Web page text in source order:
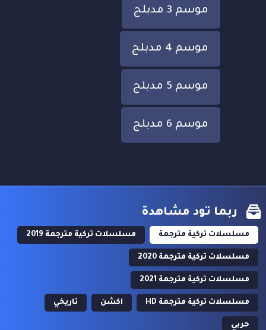
موسم 3 مدبلج
موسم 4 مدبلج
موسم 5 مدبلج
موسم 6 مدبلج
ربما تود مشاهدة
مسلسلات تركية مترجمة مسلسلات تركية مترجمة 2019
مسلسلات تركية مترجمة 2020
مسلسلات تركية مترجمة 2021
مسلسلات تركية مترجمة HD اكشن تاريخي
حربي